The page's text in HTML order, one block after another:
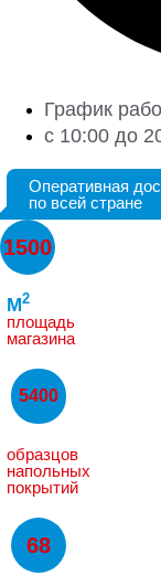
График
с 10:00 до
Оперативная
по всей стране
1500
M2
площадь
магазина
5400
образцов
напольных
покрытий
68